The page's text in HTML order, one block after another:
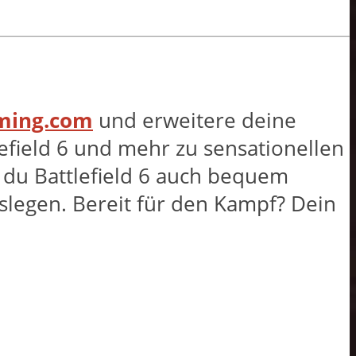
und erweitere deine
6 und mehr zu sensationellen
Battlefield 6 auch bequem
Bereit für den Kampf? Dein